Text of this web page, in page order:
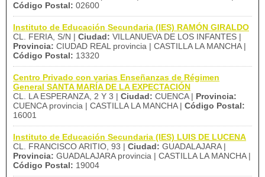
Código Postal: 02600
Instituto de Educación Secundaria (IES) RAMÓN GIRALDO
CL. FERIA, S/N | Ciudad: VILLANUEVA DE LOS INFANTES |
Provincia: CIUDAD REAL provincia | CASTILLA LA MANCHA |
Código Postal: 13320
Centro Privado con varias Enseñanzas de Régimen
General SANTA MARÍA DE LA EXPECTACIÓN
CL. LA ESPERANZA, 2 Y 3 | Ciudad: CUENCA | Provincia:
CUENCA provincia | CASTILLA LA MANCHA | Código Postal:
16001
Instituto de Educación Secundaria (IES) LUIS DE LUCENA
CL. FRANCISCO ARITIO, 93 | Ciudad: GUADALAJARA |
Provincia: GUADALAJARA provincia | CASTILLA LA MANCHA |
Código Postal: 19004